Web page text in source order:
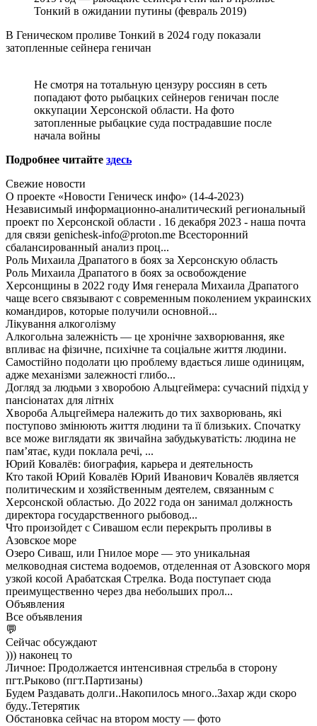
Тонкий в ожидании путины (февраль 2019)
В Геническом проливе Тонкий в 2024 году показали
затопленные сейнера геничан
Не смотря на тотальную цензуру россиян в сеть
попадают фото рыбацких сейнеров геничан после
оккупации Херсонской области. На фото
затопленные рыбацкие суда пострадавшие после
начала войны
Подробнее читайте здесь
Свежие новости
О проекте «Новости Геническ инфо» (14-4-2023)
Независимый информационно-аналитический региональный
проект по Херсонской области . 16 декабря 2023 - наша почта
для связи genichesk-info@proton.me Всесторонний
сбалансированный анализ проц...
Роль Михаила Драпатого в боях за Херсонскую область
Роль Михаила Драпатого в боях за освобождение
Херсонщины в 2022 году Имя генерала Михаила Драпатого
чаще всего связывают с современным поколением украинских
командиров, которые получили основной...
Лікування алкоголізму
Алкогольна залежність — це хронічне захворювання, яке
впливає на фізичне, психічне та соціальне життя людини.
Самостійно подолати цю проблему вдається лише одиницям,
адже механізми залежності глибо...
Догляд за людьми з хворобою Альцгеймера: сучасний підхід у
пансіонатах для літніх
Хвороба Альцгеймера належить до тих захворювань, які
поступово змінюють життя людини та її близьких. Спочатку
все може виглядати як звичайна забудькуватість: людина не
пам’ятає, куди поклала речі, ...
Юрий Ковалёв: биография, карьера и деятельность
Кто такой Юрий Ковалёв Юрий Иванович Ковалёв является
политическим и хозяйственным деятелем, связанным с
Херсонской областью. До 2022 года он занимал должность
директора государственного рыбовод...
Что произойдет с Сивашом если перекрыть проливы в
Азовское море
Озеро Сиваш, или Гнилое море — это уникальная
мелководная система водоемов, отделенная от Азовского моря
узкой косой Арабатская Стрелка. Вода поступает сюда
преимущественно через два небольших прол...
Объявления
Все объявления
💬
Сейчас обсуждают
))) наконец то
Личное: Продолжается интенсивная стрельба в сторону
пгт.Рыково (пгт.Партизаны)
Будем Раздавать долги..Накопилось много..Захар жди скоро
буду..Тетерятик
Обстановка сейчас на втором мосту — фото